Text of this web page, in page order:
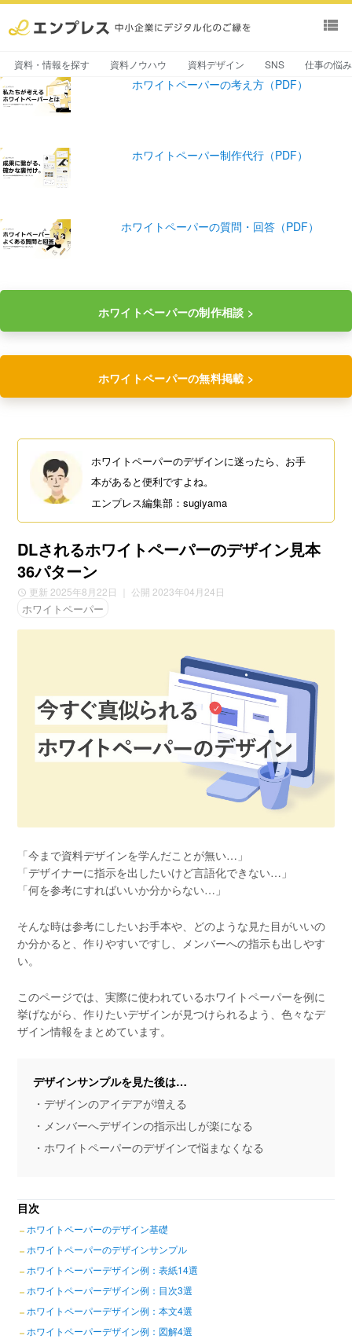
view_list
資料・情報を探す 資料ノウハウ 資料デザイン SNS 仕事の悩
ホワイトペーパーの考え方（PDF）
ホワイトペーパー制作代行（PDF）
ホワイトペーパーの質問・回答（PDF）
ホワイトペーパーの制作相談 >
ホワイトペーパーの無料掲載 >
ホワイトペーパーのデザインに迷ったら、お手
本があると便利ですよね。
エンプレス編集部：sugiyama
DLされるホワイトペーパーのデザイン見本
36パターン
更新 2025年8月22日 ｜ 公開 2023年04月24日
ホワイトペーパー
「今まで資料デザインを学んだことが無い…」
「デザイナーに指示を出したいけど言語化できない…」
「何を参考にすればいいか分からない…」
そんな時は参考にしたいお手本や、どのような見た目がいいの
か分かると、作りやすいですし、メンバーへの指示も出しやす
い。
このページでは、実際に使われているホワイトペーパーを例に
挙げながら、作りたいデザインが見つけられるよう、色々なデ
ザイン情報をまとめています。
デザインサンプルを見た後は…
・デザインのアイデアが増える
・メンバーへデザインの指示出しが楽になる
・ホワイトペーパーのデザインで悩まなくなる
目次
ホワイトペーパーのデザイン基礎
ホワイトペーパーのデザインサンプル
ホワイトペーパーデザイン例：表紙14選
ホワイトペーパーデザイン例：目次3選
ホワイトペーパーデザイン例：本文4選
ホワイトペーパーデザイン例：図解4選